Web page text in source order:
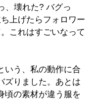
、壊れた? バグっ
上げたらフォロワー
これはすごいなって
いう、私の動作に合
ズりました。あとは
頃の素材が違う服を